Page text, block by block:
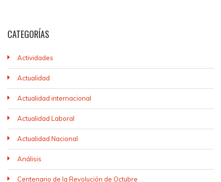
CATEGORÍAS
Actividades
Actualidad
Actualidad internacional
Actualidad Laboral
Actualidad Nacional
Análisis
Centenario de la Revolución de Octubre